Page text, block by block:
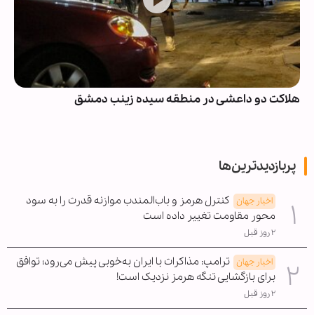
زینب دمشق
انصارالله: مزدوران و
پربازدیدترین‌ها
اخبار جهان کنترل هرمز و باب‌المندب موازنه قدرت را به سود
محور مقاومت تغییر داده است
۲ روز قبل
اخبار جهان ترامپ: مذاکرات با ایران به‌خوبی پیش می‌رود؛ توافق
برای بازگشایی تنگه هرمز نزدیک است!
۲ روز قبل